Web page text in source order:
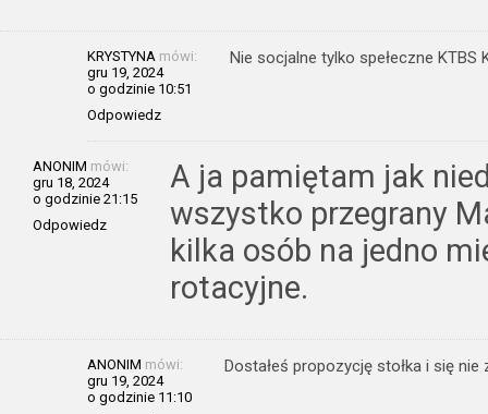
KRYSTYNA mówi:
gru 19, 2024
o godzinie 10:51
Odpowiedz
Nie socjalne tylko spełeczne
ANONIM mówi:
gru 18, 2024
o godzinie 21:15
Odpowiedz
A ja pamiętam jak
wszystko przegrany
kilka osób na jedno
rotacyjne.
ANONIM mówi:
gru 19, 2024
o godzinie 11:10
Dostałeś propozycję stołka i się nie